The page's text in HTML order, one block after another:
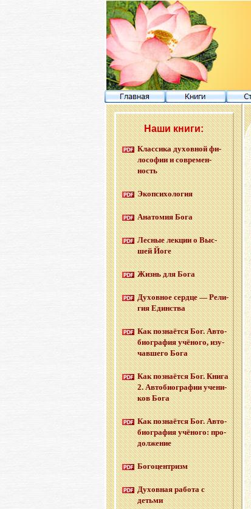
Наши книги:
Клас­си­ка ду­хов­ной фи­
ло­со­фии и со­вре­мен­
ность
Эко­пси­хо­ло­гия
Ана­то­мия Бога
Лес­ные лек­ции о Выс­
шей Йоге
Жизнь для Бога
Ду­хов­ное серд­це — Ре­ли­
гия Един­ства
Как по­зна­ёт­ся Бог. Ав­то­
био­гра­фия учё­но­го, изу­
чав­ше­го Бога
Как по­зна­ёт­ся Бог. Книга
2. Ав­то­био­гра­фии уче­ни­
ков Бога
Как по­зна­ёт­ся Бог. Ав­то­
био­гра­фия учё­но­го: про­
дол­же­ние
Бо­го­цен­тризм
Ду­хов­ная ра­бо­та с
детьми